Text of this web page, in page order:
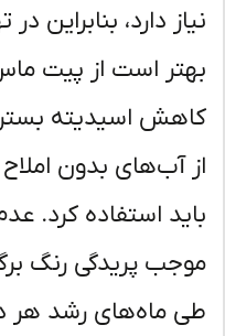
دارد، بنابراین در
است از پیت ماس
اسیدیته بستر
آب‌های بدون املاح
استفاده کرد. عدم
پریدگی رنگ
ماه‌های رشد هر دو